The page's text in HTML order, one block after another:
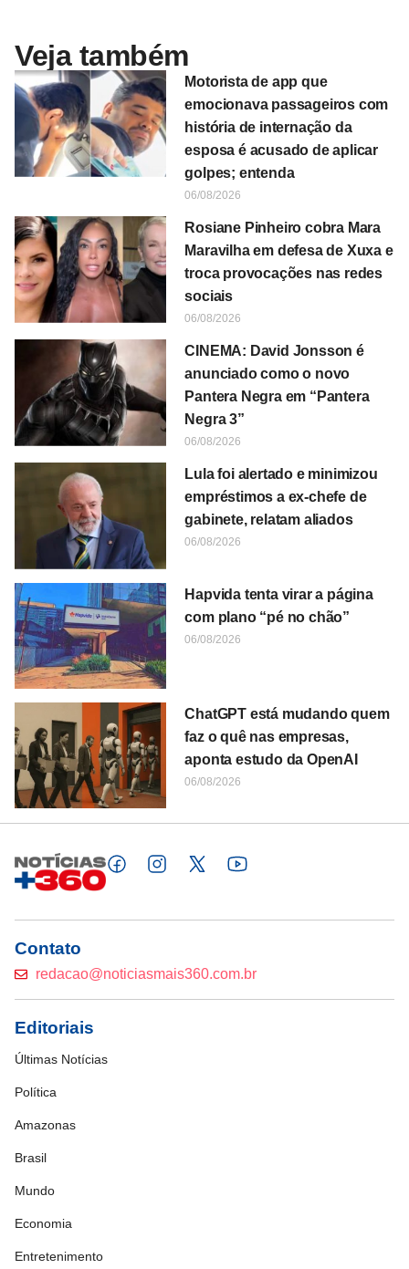
Veja também
Motorista de app que
emocionava passageiros com
história de internação da
esposa é acusado de aplicar
golpes; entenda
06/08/2026
Rosiane Pinheiro cobra Mara
Maravilha em defesa de Xuxa e
troca provocações nas redes
sociais
06/08/2026
CINEMA: David Jonsson é
anunciado como o novo
Pantera Negra em “Pantera
Negra 3”
06/08/2026
Lula foi alertado e minimizou
empréstimos a ex-chefe de
gabinete, relatam aliados
06/08/2026
Hapvida tenta virar a página
com plano “pé no chão”
06/08/2026
ChatGPT está mudando quem
faz o quê nas empresas,
aponta estudo da OpenAI
06/08/2026
Contato
redacao@noticiasmais360.com.br
Editoriais
Últimas Notícias
Política
Amazonas
Brasil
Mundo
Economia
Entretenimento